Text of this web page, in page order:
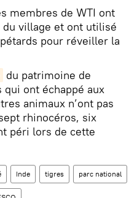
membres de WTI ont
village et ont utilisé
pour réveiller la
du patrimoine de
qui ont échappé aux
animaux n’ont pas
rhinocéros, six
péri lors de cette
Inde tigres parc national